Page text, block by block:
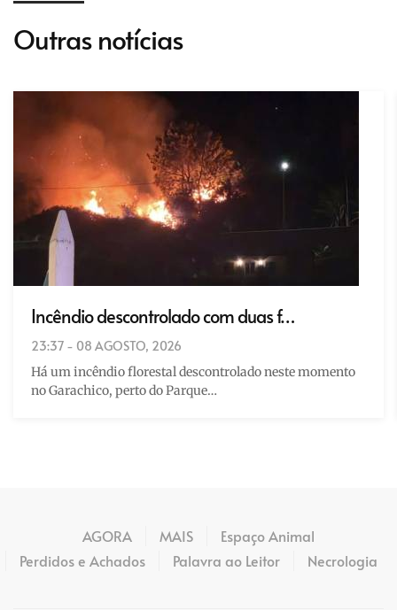
Outras notícias
Incêndio descontrolado com duas f…
23:37 - 08 AGOSTO, 2026
Há um incêndio florestal descontrolado neste momento
no Garachico, perto do Parque…
AGORA MAIS
Espaço Animal
Perdidos e Achados
Palavra ao Leitor Necrologia